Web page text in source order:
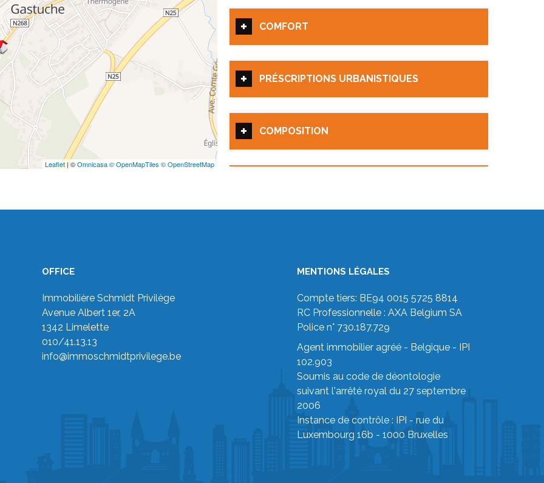
Leaflet | ©Omnicasa ©OpenMapTiles ©OpenStreetMap
COMFORT
PRÉSCRIPTIONS URBANISTIQUES
COMPOSITION
OFFICE
Immobilière Schmidt Privilège
Avenue Albert 1er, 2A
1342 Limelette
010/41.13.13
info@immoschmidtprivilege.be
MENTIONS LÉGALES
Compte tiers: BE94 0015 5725 8814
RC Professionnelle : AXA Belgium SA
Police n° 730.187.729
Agent immobilier agréé - Belgique - IPI
102.903
Soumis au code de déontologie
suivant l'arrêté royal du 27 septembre
2006
Instance de contrôle :
IPI - rue du
Luxembourg 16b - 1000 Bruxelles